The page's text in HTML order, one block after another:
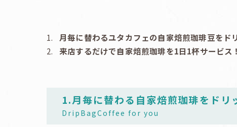
月毎に替わるユタカフェの自家焙煎珈琲豆をド
来店するだけで自家焙煎珈琲を1日1杯サービス！
1.月毎に替わる自家焙煎珈琲をドリ
DripBagCoffee for you